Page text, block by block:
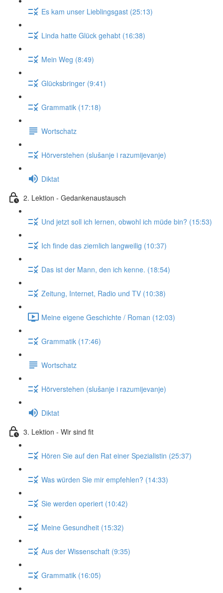
Es kam unser Lieblingsgast (25:13)
Linda hatte Glück gehabt (16:38)
Mein Weg (8:49)
Glücksbringer (9:41)
Grammatik (17:18)
Wortschatz
Hörverstehen (slušanje i razumijevanje)
Diktat
2. Lektion - Gedankenaustausch
Und jetzt soll ich lernen, obwohl ich müde bin? (15:53)
Ich finde das ziemlich langweilig (10:37)
Das ist der Mann, den ich kenne. (18:54)
Zeitung, Internet, Radio und TV (10:38)
Meine eigene Geschichte / Roman (12:03)
Grammatik (17:46)
Wortschatz
Hörverstehen (slušanje i razumijevanje)
Diktat
3. Lektion - Wir sind fit
Hören Sie auf den Rat einer Spezialistin (25:37)
Was würden Sie mir empfehlen? (14:33)
Sie werden operiert (10:42)
Meine Gesundheit (15:32)
Aus der Wissenschaft (9:35)
Grammatik (16:05)